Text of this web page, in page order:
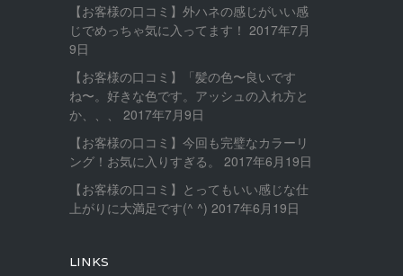
【お客様の口コミ】外ハネの感じがいい感
じでめっちゃ気に入ってます！ 2017年7月
9日
【お客様の口コミ】「髪の色〜良いです
ね〜。好きな色です。アッシュの入れ方と
か、、、
2017年7月9日
【お客様の口コミ】今回も完璧なカラーリ
ング！お気に入りすぎる。
2017年6月19日
【お客様の口コミ】とってもいい感じな仕
上がりに大満足です(^ ^) 2017年6月19日
LINKS